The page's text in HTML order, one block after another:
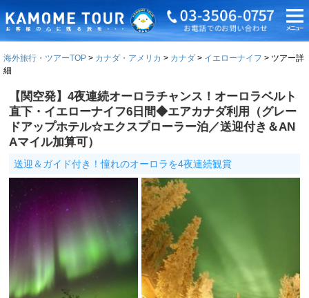
海外旅行・ツアーTOP カナダ・アメリカ カナダ イエローナイフ
ツアー詳
細
【関空発】4夜連続オーロラチャンス！オーロラベルト
直下・イエローナイフ6日間◆エアカナダ利用（グレー
ドアップホテル☆エクスプローラー泊／送迎付き＆AN
Aマイル加算可）
送迎＆ガイド付き！憧れのオーロラを4夜連続観賞